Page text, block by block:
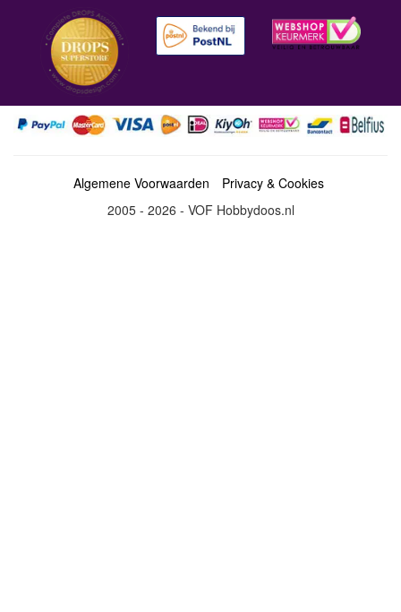
Algemene Voorwaarden
Privacy & Cookies
2005 - 2026 - VOF Hobbydoos.nl